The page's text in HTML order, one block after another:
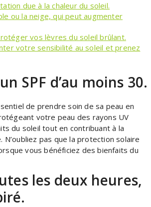
due à la chaleur du soleil.
ou la neige, qui peut augmenter
vos lèvres du soleil brûlant.
votre sensibilité au soleil et prenez
SPF d’au moins 30.
de prendre soin de sa peau en
votre peau des rayons UV
du soleil tout en contribuant à la
pas que la protection solaire
vous bénéficiez des bienfaits du
les deux heures,